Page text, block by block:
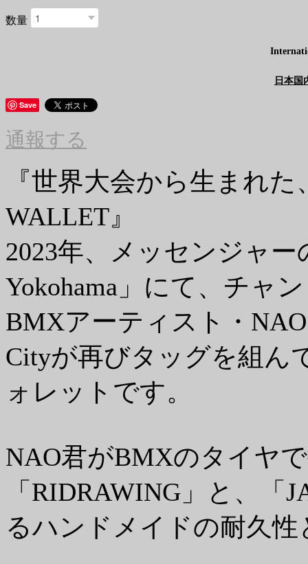
数量
日本国
Save
通報する
『世界大会から生まれ
WALLET』
2023年、メッセンジャ
Yokohama」にて、チャ
BMXアーティスト・
Cityが再びタッグを組ん
ォレットです。
NAO君がBMXのタイヤ
「RIDRAWING」と、「
るハンドメイドの耐久